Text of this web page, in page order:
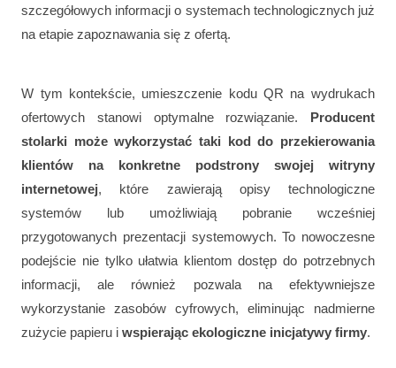
szczegółowych informacji o systemach technologicznych już
na etapie zapoznawania się z ofertą.
W tym kontekście, umieszczenie kodu QR na wydrukach
ofertowych stanowi optymalne rozwiązanie. Producent
stolarki może wykorzystać taki kod do przekierowania
klientów na konkretne podstrony swojej witryny
internetowej, które zawierają opisy technologiczne
systemów lub umożliwiają pobranie wcześniej
przygotowanych prezentacji systemowych. To nowoczesne
podejście nie tylko ułatwia klientom dostęp do potrzebnych
informacji, ale również pozwala na efektywniejsze
wykorzystanie zasobów cyfrowych, eliminując nadmierne
zużycie papieru iwspierając ekologiczne inicjatywy firmy.